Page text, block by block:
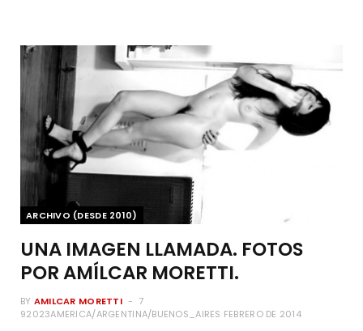
ARCHIVO (DESDE 2010)
UNA IMAGEN LLAMADA. FOTOS
POR AMÍLCAR MORETTI.
BY AMILCAR MORETTI
7
92023AMERICA/ARGENTINA/BUENOS_AIRES FEBRERO DE 2014